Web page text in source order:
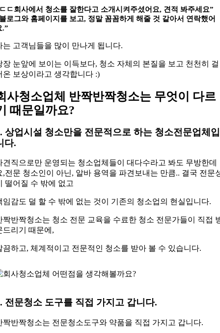
ㄷ회사에서 청소를 잘한다고 소개시켜주셨어요, 견적 봐주세요”
로그와 홈페이지를 보고, 정말 꼼꼼하게 해줄 것 같아서 연락했어
.”
는 고객님들을 많이 만나게 됩니다.
장 눈앞에 보이는 이득보다, 청소 자체의 본질을 보고 천천히 걸
온 보상이라고 생각합니다 :)
사청소업체 반짝반짝청소는 무엇이 다르
때문일까요?
상업시설 청소만을 전문적으로 하는 청소전문업체입
다.
견직으로만 운영되는 청소업체들이 대다수라고 봐도 무방한데
,전문 청소인이 아닌, 알바 용역을 파견보내는 만큼.. 결국 전문
떨어질 수 밖에 없고
임감도 덜 할 수 밖에 없는 것이 기존의 청소업의 현실입니다.
짝반짝청소는 청소 전문 교육을 수료한 청소 전문가들이 직접
드리기 때문에,
끔하고, 체계적이고 전문적인 청소를 받아 볼 수 있습니다.
전문청소 도구를 직접 가지고 갑니다.
짝반짝청소는 전문청소도구와 약품을 직접 가지고 갑니다.